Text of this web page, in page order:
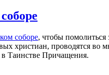
соборе, чтобы помолиться
христиан, проводятся во
в Таинстве Причащения.